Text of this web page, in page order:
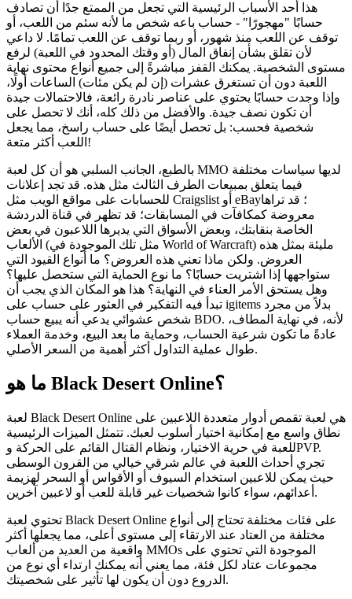
هذا أحد الأسباب الرئيسية التي تجعل من الممتع جدًا أن تصادف
حسابًا "مهجورًا" - حساب باعه شخص ما لأنه سئم من اللعب، أو
توقف عن اللعب منذ شهور، أو ربما توقف عن اللعب تمامًا. لا داعي
لأن تقلق بشأن إنفاق المال (أو وقتك المحدود في اللعبة) لرفع
مستوى الشخصية. يمكنك القفز مباشرةً إلى جميع أنواع محتوى نهاية
اللعبة دون أن تستغرق عشرات (إن لم يكن مئات) الساعات أولًا،
وإذا وجدت حسابًا يحتوي على عناصر نادرة رائعة، فالاحتمالات جيدة
أن تكون نصف جيدة. والأفضل من ذلك كله، أنك لا تحصل على
شخصية فحسب: بل تحصل أيضًا على حساب راسخ، مما يجعل
اللعب أكثر متعة!
بالطبع، الجانب السلبي هو أن كل لعبة MMO لديها سياسات مختلفة
فيما يتعلق بمبيعات الطرف الثالث مثل هذه. قد تجد إعلانات
للحسابات على مواقع الويب مثل Craigslist أو eBay؛ قد تراها
معروضة كمكافآت في المسابقات؛ قد تظهر في قناة الدردشة
الخاصة بنقابتك، وبعض الأسواق التي يديرها اللاعبون في بعض
الألعاب (مثل تلك الموجودة في World of Warcraft) مليئة بمثل هذه
العروض. ولكن ماذا تعني هذه العروض؟ ما أنواع القيود التي
ستواجهها إذا اشتريت حسابًا؟ ما نوع الحماية التي ستحصل عليها؟
وهل يستحق الأمر العناء في النهاية؟ هذا هو المكان الذي يجب أن
تبدأ فيه التفكير في العثور على حساب على igitems بدلاً من مجرد
شخص عشوائي يدعي أنه يبيع حساب BDO. لأنه، في نهاية المطاف،
عادةً ما تكون شرعية الحساب، وحماية ما بعد البيع، وخدمة العملاء
طوال عملية التداول أكثر أهمية من السعر الأصلي.
ما هو Black Desert Online؟
لعبة Black Desert Online هي لعبة تقمص أدوار متعددة اللاعبين على
نطاق واسع مع إمكانية اختيار أسلوب لعبك. تتمثل الميزات الرئيسية
للعبة في حرية الاختيار، ونظام القتال القائم على الحركة وPVP.
تجري أحداث اللعبة في عالم شرقي خيالي من القرون الوسطى
حيث يمكن للاعبين استخدام السيوف أو الأقواس أو السحر لهزيمة
أعدائهم، سواء كانوا شخصيات غير قابلة للعب أو لاعبين آخرين.
تحتوي لعبة Black Desert Online على فئات مختلفة تحتاج إلى أنواع
مختلفة من العتاد عند الارتقاء إلى مستوى أعلى، مما يجعلها أكثر
واقعية من العديد من ألعاب MMOs الموجودة التي تحتوي على
مجموعات عتاد لكل فئة، مما يعني أنه يمكنك ارتداء أي نوع من
الدروع دون أن يكون لها تأثير على شخصيتك.